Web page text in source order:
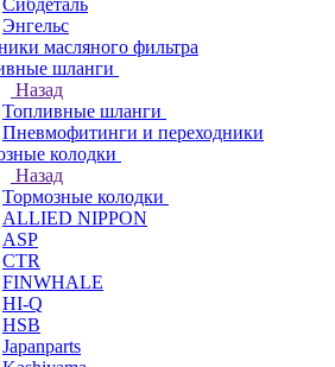
Сибдеталь
Энгельс
масляного фильтра
шланги
Назад
Топливные шланги
Пневмофитинги и переходники
колодки
Назад
Тормозные колодки
ALLIED NIPPON
ASP
CTR
FINWHALE
HI-Q
HSB
Japanparts